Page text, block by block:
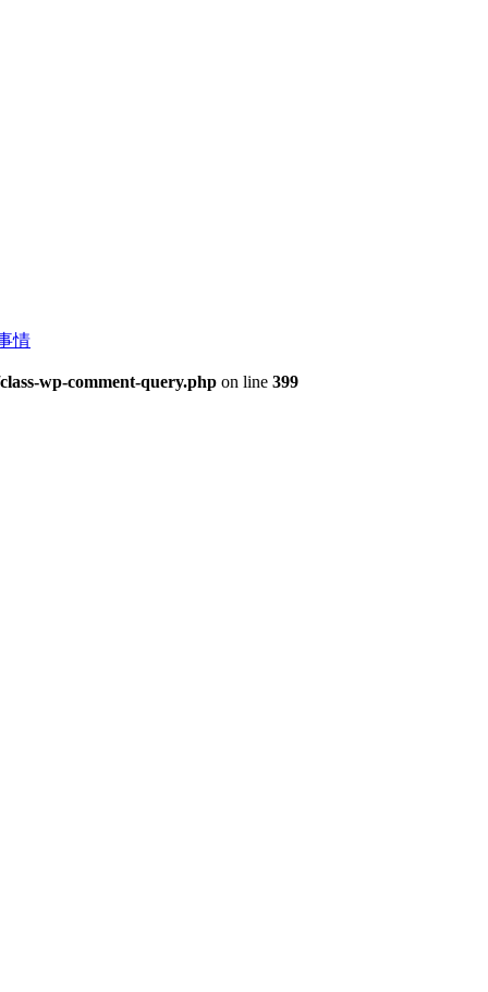
情
wp-comment-query.php on line 399